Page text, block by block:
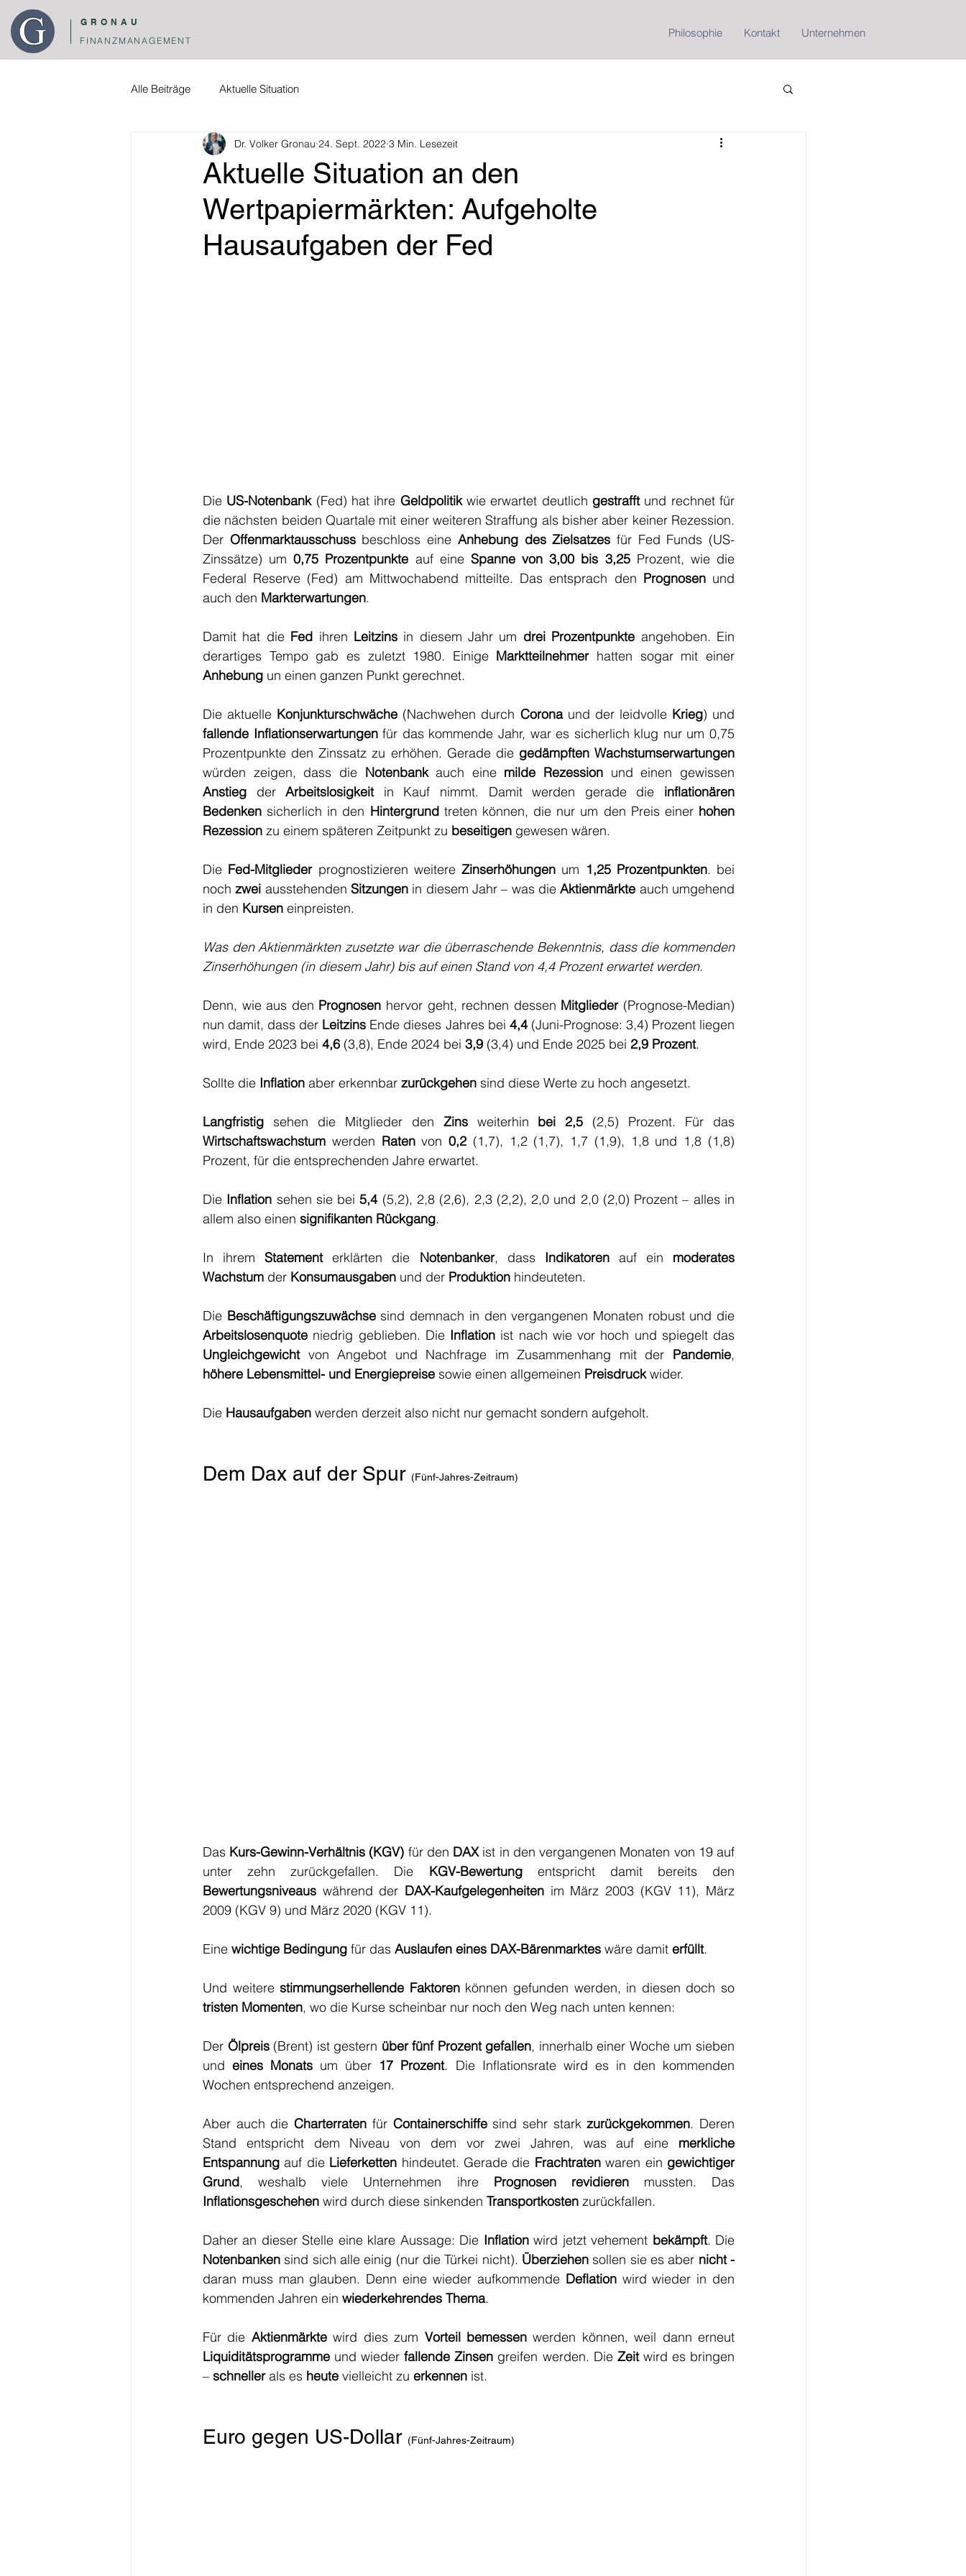
GRONAU
FINANZMANAGEMENT
Philosophie Kontakt Unternehmen
Alle Beiträge Aktuelle Situation
Aktuelle Situation an den
Wertpapiermärkten: Aufgeholte
Hausaufgaben der Fed
Dr. Volker Gronau 24. Sept. 2022 3 Min. Lesezeit
Die US-Notenbank (Fed) hat ihre Geldpolitik wie erwartet deutlich gestrafft und rechnet für
die nächsten beiden Quartale mit einer weiteren Straffung als bisher aber keiner Rezession.
Der Offenmarktausschuss beschloss eine Anhebung des Zielsatzes für Fed Funds (US-
Zinssätze) um 0,75 Prozentpunkte auf eine Spanne von 3,00 bis 3,25 Prozent, wie die
Federal Reserve (Fed) am Mittwochabend mitteilte. Das entsprach den Prognosen und
auch den Markterwartungen.
Damit hat die Fed ihren Leitzins in diesem Jahr um drei Prozentpunkte angehoben. Ein
derartiges Tempo gab es zuletzt 1980. Einige Marktteilnehmer
Anhebung un einen ganzen Punkt gerechnet.
Die aktuelle Konjunkturschwäche (Nachwehen durch Corona und der leidvolle Krieg
fallende Inflationserwartungen für das kommende Jahr, war es sicherlich klug nur um 0,75
Prozentpunkte den Zinssatz zu erhöhen. Gerade die gedämpften Wachstumserwartungen
würden zeigen, dass die Notenbank auch eine milde Rezession
Anstieg der Arbeitslosigkeit in Kauf nimmt. Damit werden gerade die inflationären
Bedenken sicherlich in den Hintergrund treten können, die nur um den Preis einer hohen
Rezession zu einem späteren Zeitpunkt zu beseitigen gewesen wären.
Die Fed-Mitglieder prognostizieren weitere Zinserhöhungen um 1,25 Prozentpunkten. bei
noch zwei ausstehenden Sitzungen in diesem Jahr – was die Aktienmärkte auch umgehend
in den Kursen einpreisten.
Was den Aktienmärkten zusetzte war die überraschende Bekenntnis, dass die kommenden
Zinserhöhungen (in diesem Jahr) bis auf einen Stand von 4,4 Prozent erwartet werden.
Denn, wie aus den Prognosen hervor geht, rechnen dessen Mitglieder (Prognose-Median)
nun damit, dass der Leitzins Ende dieses Jahres bei 4,4 (Juni-Prognose: 3,4) Prozent liegen
wird, Ende 2023 bei 4,6 (3,8), Ende 2024 bei 3,9 (3,4) und Ende 2025 bei 2,9 Prozent.
Sollte die Inflation aber erkennbar zurückgehen sind diese Werte zu hoch angesetzt.
Langfristig sehen die Mitglieder den Zins weiterhin bei 2,5
Wirtschaftswachstum werden Raten von 0,2 (1,7), 1,2 (1,7), 1,7 (1,9), 1,8 und 1,8 (1,8)
Prozent, für die entsprechenden Jahre erwartet.
Die Inflation sehen sie bei 5,4 (5,2), 2,8 (2,6), 2,3 (2,2), 2,0 und 2,0 (2,0) Prozent – alles in
allem also einen signifikanten Rückgang.
In ihrem Statement erklärten die Notenbanker, dass Indikatoren auf ein moderates
Wachstum der Konsumausgaben und der Produktion hindeuteten.
Die Beschäftigungszuwächse
Arbeitslosenquote niedrig geblieben. Die Inflation
Ungleichgewicht von Angebot und Nachfrage im Zusammenhang mit der Pandemie
höhere Lebensmittel- und Energiepreise sowie einen allgemeinen Preisdruck wider.
Die Hausaufgaben werden derzeit also nicht nur gemacht sondern aufgeholt.
Dem Dax auf der Spur (Fünf-Jahres-Zeitraum)
Das Kurs-Gewinn-Verhältnis (KGV) für den DAX ist in den vergangenen Monaten von 19 auf
unter zehn zurückgefallen. Die KGV-Bewertung
Bewertungsniveaus während der DAX-Kaufgelegenheiten im März 2003 (KGV 11), März
2009 (KGV 9) und März 2020 (KGV 11).
Eine wichtige Bedingung für das Auslaufen eines DAX-Bärenmarktes wäre damit erfüllt.
Und weitere stimmungserhellende Faktoren
tristen Momenten, wo die Kurse scheinbar nur noch den Weg nach unten kennen:
Der Ölpreis (Brent) ist gestern über fünf Prozent gefallen, innerhalb einer Woche um sieben
und eines Monats um über 17 Prozent. Die Inflationsrate wird es in den kommenden
Wochen entsprechend anzeigen.
Aber auch die Charterraten für Containerschiffe sind sehr stark zurückgekommen. Deren
Stand entspricht dem Niveau von dem vor zwei Jahren, was auf eine merkliche
Entspannung auf die Lieferketten hindeutet. Gerade die Frachtraten waren ein gewichtiger
Grund, weshalb viele Unternehmen ihre Prognosen revidieren
Inflationsgeschehen wird durch diese sinkenden Transportkosten zurückfallen.
Daher an dieser Stelle eine klare Aussage: Die Inflation wird jetzt vehement bekämpft
Notenbanken sind sich alle einig (nur die Türkei nicht). Überziehen sollen sie es aber
daran muss man glauben. Denn eine wieder aufkommende Deflation wird wieder in den
kommenden Jahren ein wiederkehrendes Thema.
Für die Aktienmärkte wird dies zum Vorteil bemessen
Liquiditätsprogramme und wieder fallende Zinsen greifen werden. Die Zeit wird es bringen
– schneller als es heute vielleicht zu erkennen ist.
Euro gegen US-Dollar (Fünf-Jahres-Zeitraum)